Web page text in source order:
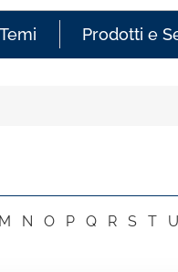
Temi Prodotti e
M N O P Q R S T U